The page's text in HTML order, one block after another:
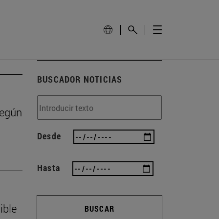
BUSCADOR NOTICIAS
Desde
Hasta
BUSCAR